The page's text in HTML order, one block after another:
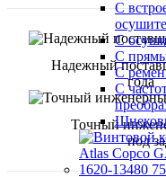
С
С
С
С
С
Надежный
года
Точный
под